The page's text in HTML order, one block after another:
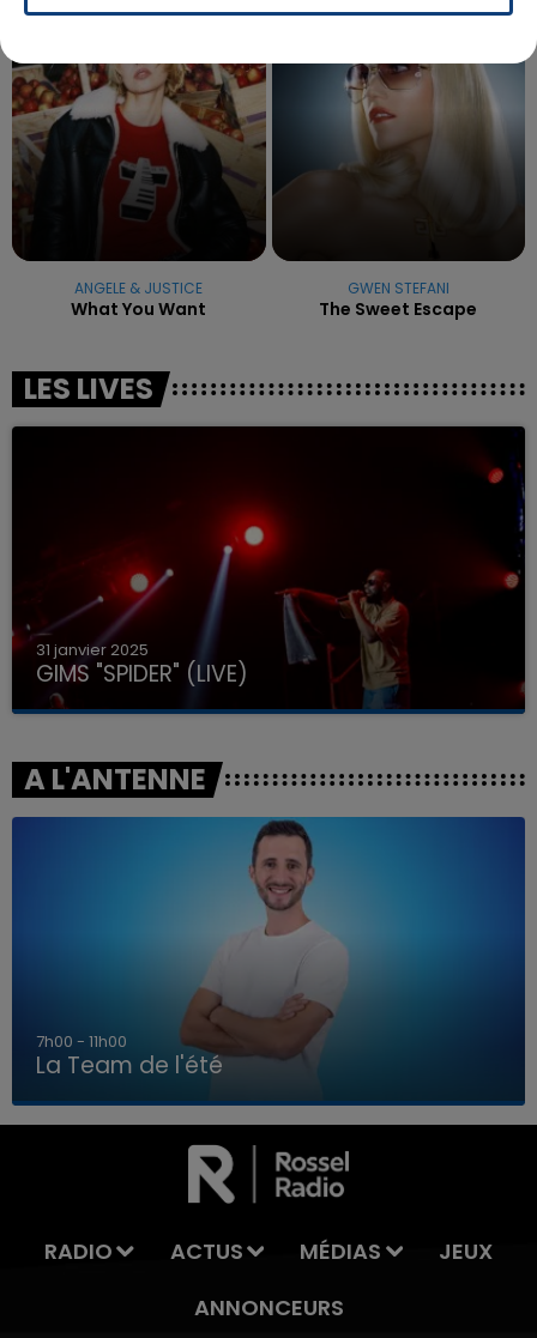
LA TEAM DE L'ÉTÉ
ANGELE & JUSTICE
What You Want
GWEN STEFANI
The Sweet Escape
LES LIVES
31 janvier 2025
GIMS "SPIDER" (LIVE)
A L'ANTENNE
7h00 - 11h00
La Team de l'été
RADIO ACTUS MÉDIAS
JEUX
ANNONCEURS